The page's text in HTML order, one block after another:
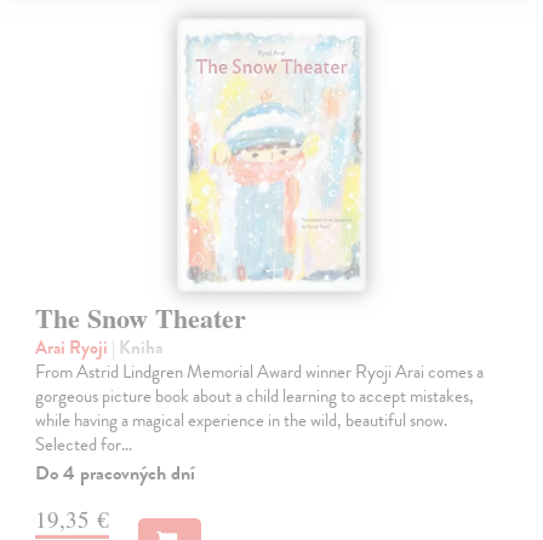
The Snow Theater
Arai Ryoji | Kniha
From Astrid Lindgren Memorial Award winner Ryoji Arai comes a
gorgeous picture book about a child learning to accept mistakes,
while having a magical experience in the wild, beautiful snow.
Selected for…
Do 4 pracovných dní
19,35 €